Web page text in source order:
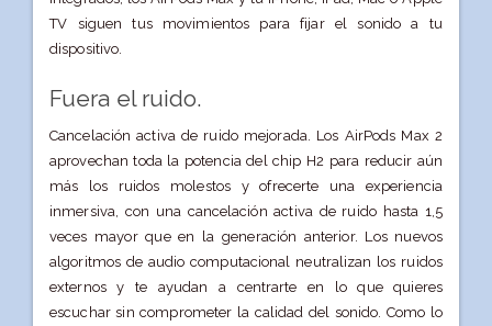
TV siguen tus movimientos para fijar el sonido a tu
dispositivo.
Fuera el ruido.
Cancelación activa de ruido mejorada. Los AirPods Max 2
aprovechan toda la potencia del chip H2 para reducir aún
más los ruidos molestos y ofrecerte una experiencia
inmersiva, con una cancelación activa de ruido hasta 1,5
veces mayor que en la generación anterior. Los nuevos
algoritmos de audio computacional neutralizan los ruidos
externos y te ayudan a centrarte en lo que quieres
escuchar sin comprometer la calidad del sonido. Como lo